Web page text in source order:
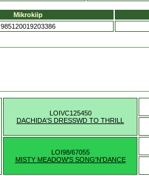
Mikrokiip
985120019203386
LOIVC125450
DACHIDA'S DRESSWD TO THRILL
LOI98/67055
MISTY MEADOW'S SONG'N'DANCE